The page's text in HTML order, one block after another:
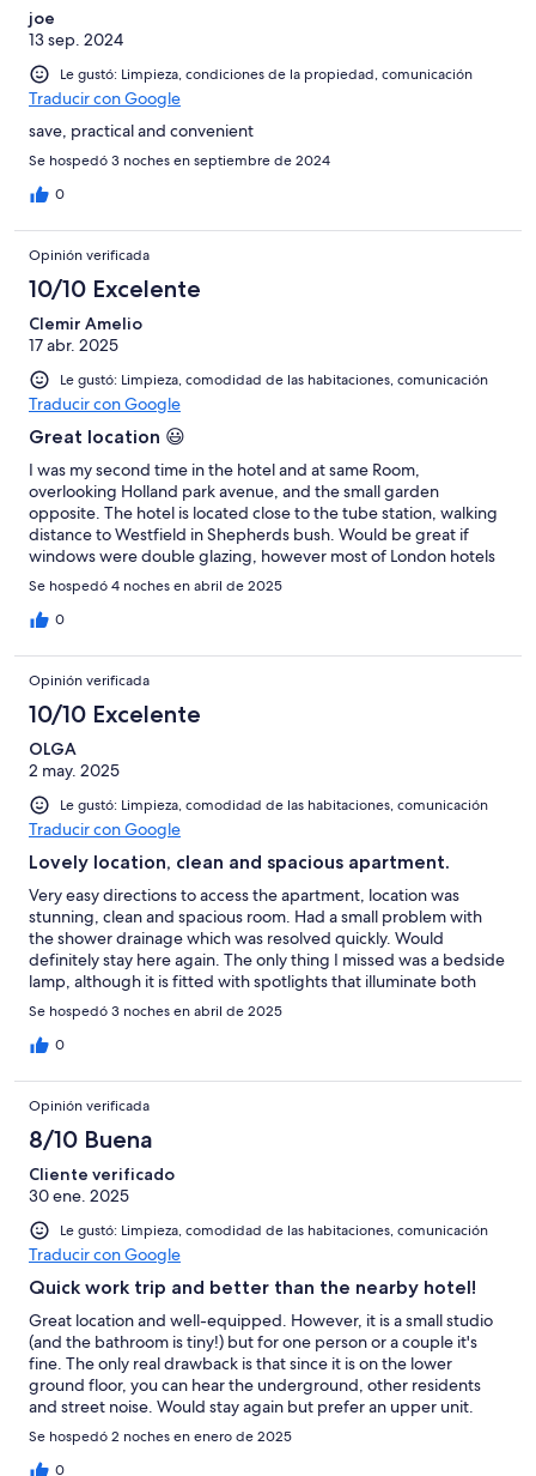
joe
13 sep. 2024
Le gustó: Limpieza, condiciones de la propiedad, comunicación
Traducir con Google
save, practical and convenient
Se hospedó 3 noches en septiembre de 2024
0
Opinión verificada
10/10 Excelente
Clemir Amelio
17 abr. 2025
Le gustó: Limpieza, comodidad de las habitaciones, comunicación
Traducir con Google
Great location 😃
I was my second time in the hotel and at same Room,
overlooking Holland park avenue, and the small garden
opposite. The hotel is located close to the tube station, walking
distance to Westfield in Shepherds bush. Would be great if
windows were double glazing, however most of London hotels
are not. Sure, I would stay there again.
Se hospedó 4 noches en abril de 2025
0
Opinión verificada
10/10 Excelente
OLGA
2 may. 2025
Le gustó: Limpieza, comodidad de las habitaciones, comunicación
Traducir con Google
Lovely location, clean and spacious apartment.
Very easy directions to access the apartment, location was
stunning, clean and spacious room. Had a small problem with
the shower drainage which was resolved quickly. Would
definitely stay here again. The only thing I missed was a bedside
lamp, although it is fitted with spotlights that illuminate both
sides of the bed, but they were rather too bright if the partner
was trying to sleep.
Se hospedó 3 noches en abril de 2025
0
Opinión verificada
8/10 Buena
Cliente verificado
30 ene. 2025
Le gustó: Limpieza, comodidad de las habitaciones, comunicación
Traducir con Google
Quick work trip and better than the nearby hotel!
Great location and well-equipped. However, it is a small studio
(and the bathroom is tiny!) but for one person or a couple it's
fine. The only real drawback is that since it is on the lower
ground floor, you can hear the underground, other residents
and street noise. Would stay again but prefer an upper unit.
Se hospedó 2 noches en enero de 2025
0